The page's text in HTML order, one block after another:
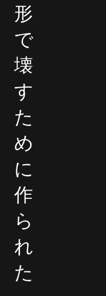
形
で
壊
す
た
め
に
作
ら
れ
た